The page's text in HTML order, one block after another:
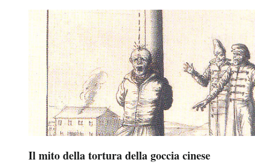
Il mito della tortura della goccia cinese